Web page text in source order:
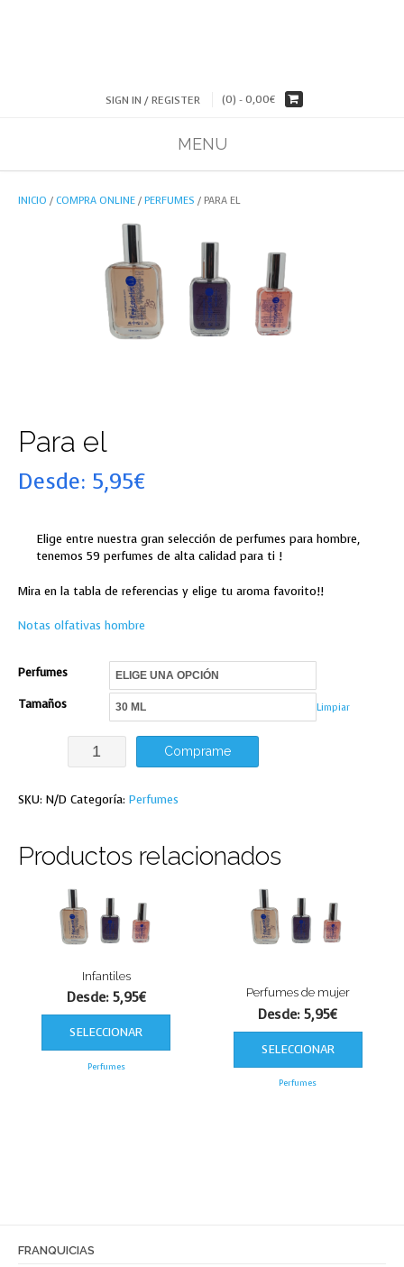
SIGN IN / REGISTER (0) -0,00€
MENU
INICIO / COMPRA ONLINE / PERFUMES / PARA EL
Para el
Desde: 5,95€
Elige entre nuestra gran selección de perfumes para hombre,
tenemos 59 perfumes de alta calidad para ti !
Mira en la tabla de referencias y elige tu aroma favorito!!
Notas olfativas hombre
Perfumes
Tamaños Limpiar
Para
el
cantidad
Comprame
SKU: N/D Categoría: Perfumes
Productos relacionados
Infantiles
Desde: 5,95€
SELECCIONAR
Este
tiene
Perfumes
Perfumes de mujer
Desde:5,95€
SELECCIONAR
Este
tiene
Perfumes
FRANQUICIAS